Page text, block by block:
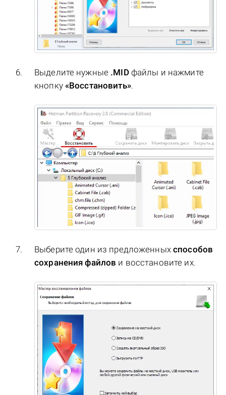
Выделите нужные .MIDфайлы и нажмите
кнопку «Восстановить».
Выберите один из предложенных способов
сохранения файлов и восстановите их.